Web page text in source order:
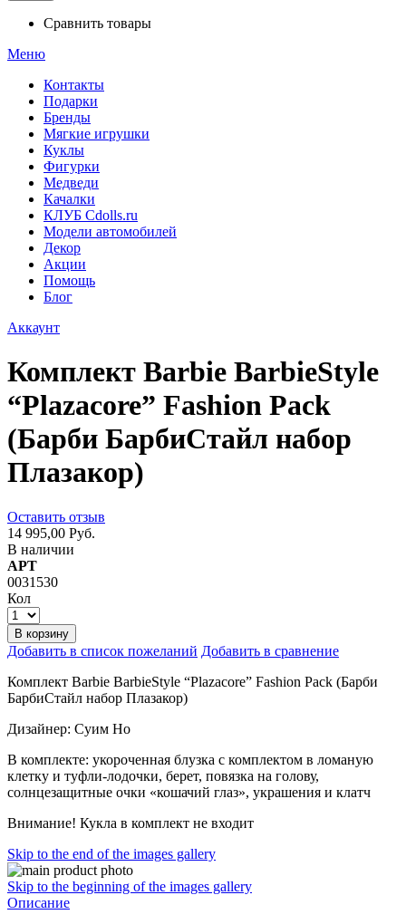
Сравнить товары
Меню
Контакты
Подарки
Бренды
Мягкие игрушки
Куклы
Фигурки
Медведи
Качалки
КЛУБ Cdolls.ru
Модели автомобилей
Декор
Акции
Помощь
Блог
Аккаунт
Комплект Barbie BarbieStyle
“Plazacore” Fashion Pack
(Барби БарбиСтайл набор
Плазакор)
Оставить отзыв
14 995,00 Руб.
В наличии
АРТ
0031530
Кол
В корзину
Добавить в список пожеланий Добавить в сравнение
Комплект Barbie BarbieStyle “Plazacore” Fashion Pack (Барби
БарбиСтайл набор Плазакор)
Дизайнер: Суим Но
В комплекте: укороченная блузка с комплектом в ломаную
клетку и туфли-лодочки, берет, повязка на голову,
солнцезащитные очки «кошачий глаз», украшения и клатч
Внимание! Кукла в комплект не входит
Skip to the end of the images gallery
Skip to the beginning of the images gallery
Описание